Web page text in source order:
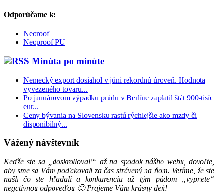
Odporúčame k:
Neoroof
Neoproof PU
Minúta po minúte
Nemecký export dosiahol v júni rekordnú úroveň. Hodnota
vyvezeného tovaru...
Po januárovom výpadku prúdu v Berlíne zaplatil štát 900-tisíc
eur...
Ceny bývania na Slovensku rastú rýchlejšie ako mzdy či
disponibilný...
Vážený návštevník
Keďže ste sa „doskrollovali“ až na spodok nášho webu, dovoľte,
aby sme sa Vám poďakovali za čas strávený na ňom. Veríme, že ste
našli čo ste hľadali a konkurenciu už tým pádom „vypnete“
negatívnou odpoveďou 🙂Prajeme Vám krásny deň!